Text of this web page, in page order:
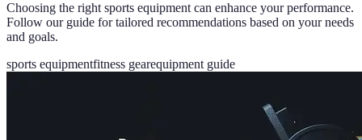
Choosing the right sports equipment can enhance your performance.
Follow our guide for tailored recommendations based on your needs
and goals.
sports equipmentfitness gearequipment guide